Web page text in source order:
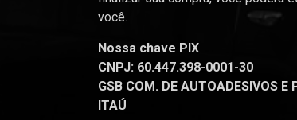
você.
Nossa chave PIX
CNPJ: 60.447.398-0001-30
GSB COM. DE AUTOADESIVOS E
ITAÚ